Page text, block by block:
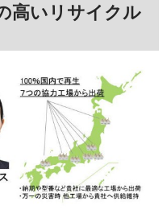
高いリサイクル